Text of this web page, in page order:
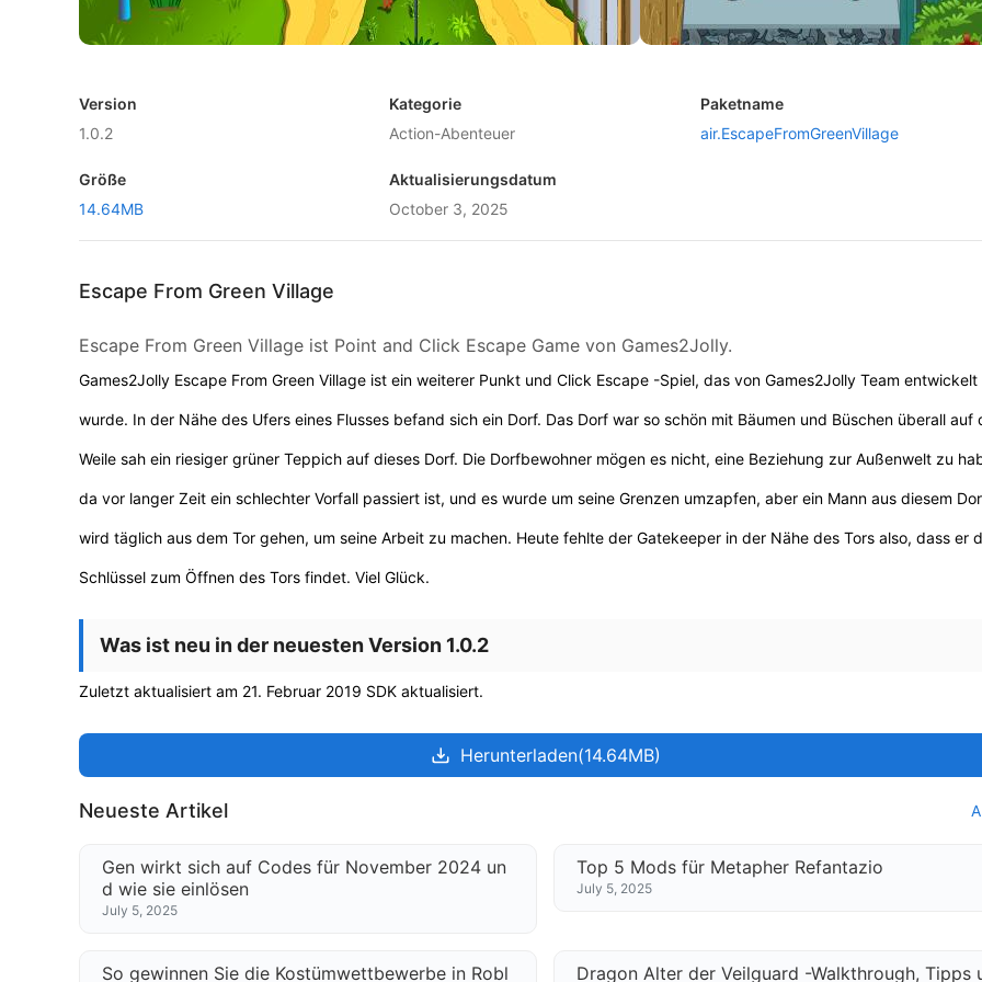
Version
1.0.2
Kategorie
Action-Abenteuer
Paketname
air.EscapeFromGreenVillage
Größe
14.64MB
Aktualisierungsdatum
October 3, 2025
Escape From Green Village
Escape From Green Village ist Point and Click Escape Game von Games2Jolly.
Games2Jolly Escape From Green Village ist ein weiterer Punkt und Click Escape -Spiel, das von Games2Jolly Team entwickelt
wurde. In der Nähe des Ufers eines Flusses befand sich ein Dorf. Das Dorf war so schön mit Bäumen und Büschen überall auf
Weile sah ein riesiger grüner Teppich auf dieses Dorf. Die Dorfbewohner mögen es nicht, eine Beziehung zur Außenwelt zu
da vor langer Zeit ein schlechter Vorfall passiert ist, und es wurde um seine Grenzen umzapfen, aber ein Mann aus diesem
wird täglich aus dem Tor gehen, um seine Arbeit zu machen. Heute fehlte der Gatekeeper in der Nähe des Tors also, dass er
Schlüssel zum Öffnen des Tors findet. Viel Glück.
Was ist neu in der neuesten Version 1.0.2
Zuletzt aktualisiert am 21. Februar 2019 SDK aktualisiert.
Herunterladen(14.64MB)
Neueste Artikel
Gen wirkt sich auf Codes für November 2024 un
d wie sie einlösen
July 5, 2025
Top 5 Mods für Metapher Refantazio
July 5, 2025
So gewinnen Sie die Kostümwettbewerbe in Robl Dragon Alter der Veilguard -Walkthrough, Tipps